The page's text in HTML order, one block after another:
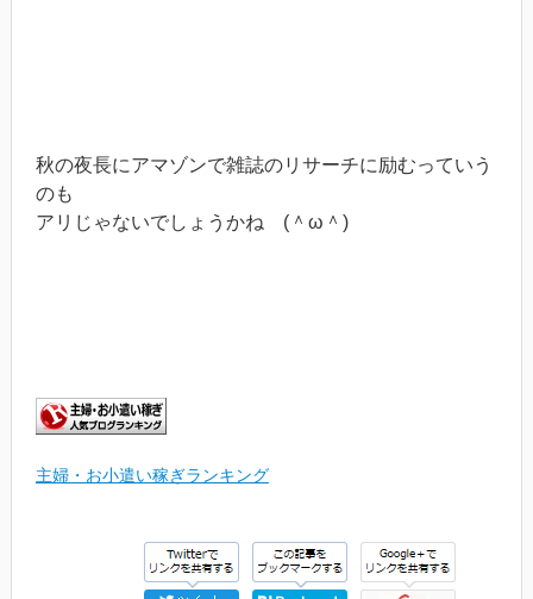
秋の夜長にアマゾンで雑誌のリサーチに励むっていう
のも
アリじゃないでしょうかね (＾ω＾)
主婦・お小遣い稼ぎランキング